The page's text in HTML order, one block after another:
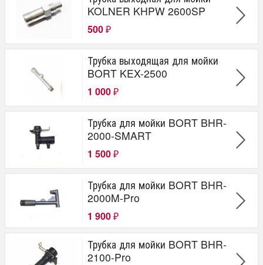
KOLNER KHPW 2600SP
500 ₽
Трубка выходящая для мойки
BORT KEX-2500
1 000 ₽
Трубка для мойки BORT BHR-
2000-SMART
1 500 ₽
Трубка для мойки BORT BHR-
2000M-Pro
1 900 ₽
Трубка для мойки BORT BHR-
2100-Pro